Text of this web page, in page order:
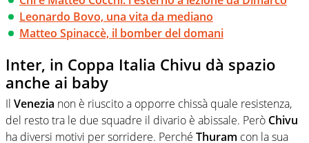
Leonardo Bovo, una vita da mediano
Matteo Spinaccè, il bomber del domani
Inter, in Coppa Italia Chivu dà spazio
anche ai baby
Il Venezia non è riuscito a opporre chissà quale resistenza,
del resto tra le due squadre il divario è abissale. Però Chivu
ha diversi motivi per sorridere. Perché Thuram con la sua